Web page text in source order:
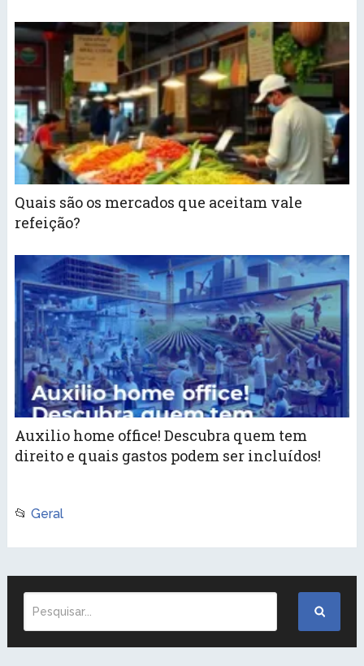
Quais são os mercados que aceitam vale
refeição?
Auxilio home office! Descubra quem tem
direito e quais gastos podem ser incluídos!
📂 Geral